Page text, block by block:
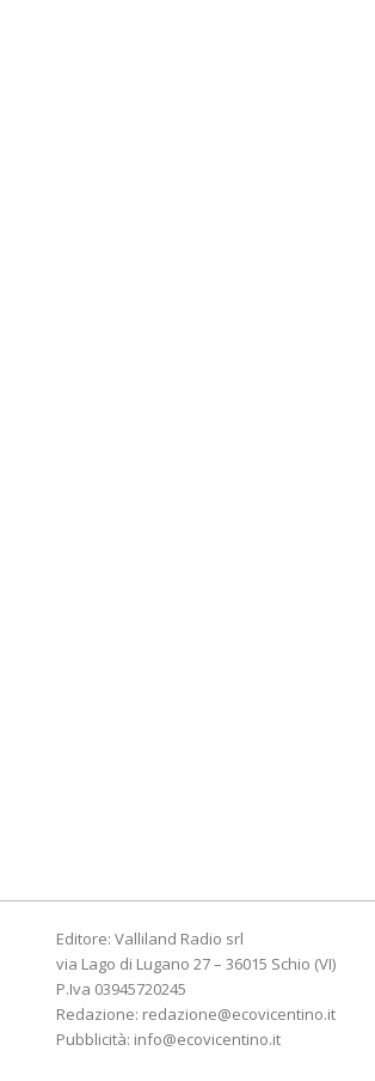
Editore: Valliland Radio srl
via Lago di Lugano 27 – 36015 Schio (VI)
P.Iva 03945720245
Redazione: redazione@ecovicentino.it
Pubblicità: info@ecovicentino.it